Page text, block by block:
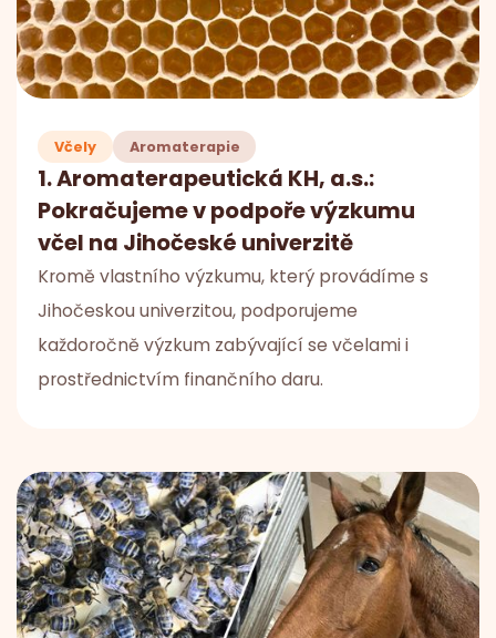
Včely Aromaterapie
1. Aromaterapeutická KH, a.s.:
Pokračujeme v podpoře výzkumu
včel na Jihočeské univerzitě
Kromě vlastního výzkumu, který provádíme s
Jihočeskou univerzitou, podporujeme
každoročně výzkum zabývající se včelami i
prostřednictvím finančního daru.